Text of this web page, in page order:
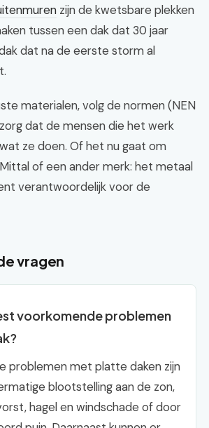
zijn de kwetsbare plekken
tussen een dak dat 30 jaar
dat na de eerste storm al
materialen, volg de normen (NEN
dat de mensen die het werk
ze doen. Of het nu gaat om
of een ander merk: het metaal
verantwoordelijk voor de
vragen
voorkomende problemen
problemen met platte daken zijn
blootstelling aan de zon,
hagel en windschade of door